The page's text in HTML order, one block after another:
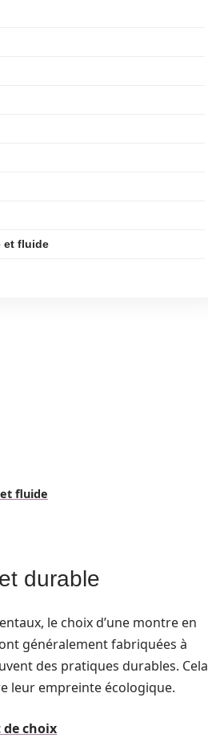
et fluide
fluide
durable
le choix d’une montre en
généralement fabriquées à
des pratiques durables. Cela
leur empreinte écologique.
choix